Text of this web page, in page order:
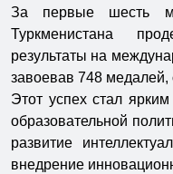
За первые шесть
Туркменистана
результаты на
завоевав 748 медалей,
Этот успех стал
образовательной
развитие
внедрение